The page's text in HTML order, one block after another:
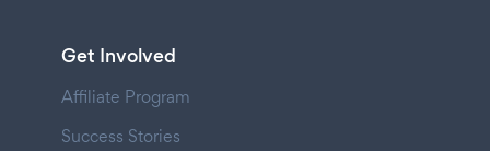
Get Involved
Affiliate Program
Success Stories